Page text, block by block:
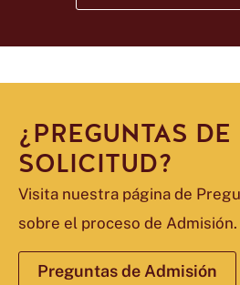
¿PREGUNTAS DE
SOLICITUD?
Visita nuestra página de
sobre el proceso de Admisión.
Preguntas de Admisión